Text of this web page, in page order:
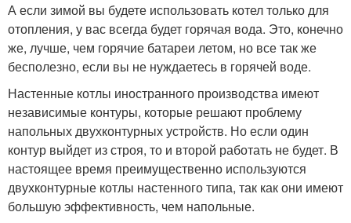
А если зимой вы будете использовать котел только для
отопления, у вас всегда будет горячая вода. Это, конечно
же, лучше, чем горячие батареи летом, но все так же
бесполезно, если вы не нуждаетесь в горячей воде.
Настенные котлы иностранного производства имеют
независимые контуры, которые решают проблему
напольных двухконтурных устройств. Но если один
контур выйдет из строя, то и второй работать не будет. В
настоящее время преимущественно используются
двухконтурные котлы настенного типа, так как они имеют
большую эффективность, чем напольные.